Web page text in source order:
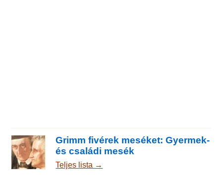
Grimm fivérek meséket: Gyermek-
és családi mesék
Teljes lista →